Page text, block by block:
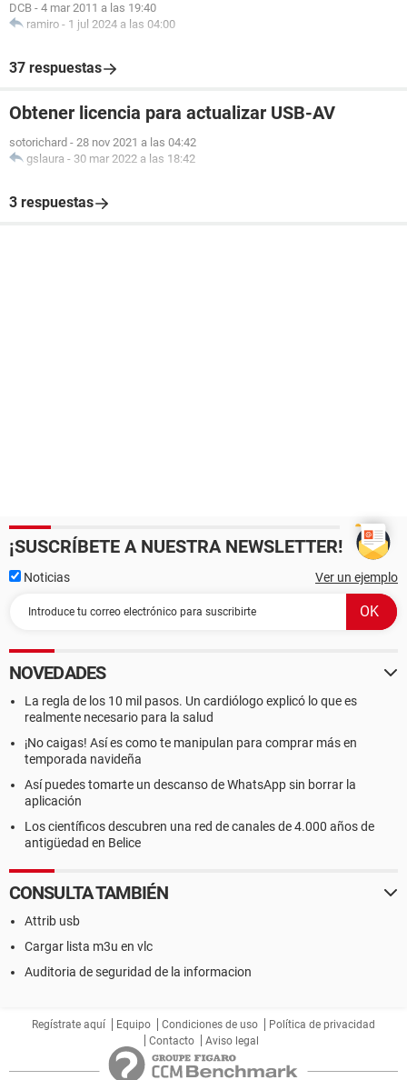
DCB - 4 mar 2011 a las 19:40
ramiro - 1 jul 2024 a las 04:00
37 respuestas
Obtener licencia para actualizar USB-AV
sotorichard - 28 nov 2021 a las 04:42
gslaura - 30 mar 2022 a las 18:42
3 respuestas
¡SUSCRÍBETE A NUESTRA NEWSLETTER!
Noticias Ver un ejemplo
NOVEDADES
La regla de los 10 mil pasos. Un cardiólogo explicó lo que es
realmente necesario para la salud
¡No caigas! Así es como te manipulan para comprar más en
temporada navideña
Así puedes tomarte un descanso de WhatsApp sin borrar la
aplicación
Los científicos descubren una red de canales de 4.000 años de
antigüedad en Belice
CONSULTA TAMBIÉN
Attrib usb
Cargar lista m3u en vlc
Auditoria de seguridad de la informacion
Regístrate aquí Equipo Condiciones de uso
Política de privacidad
Contacto
Aviso legal